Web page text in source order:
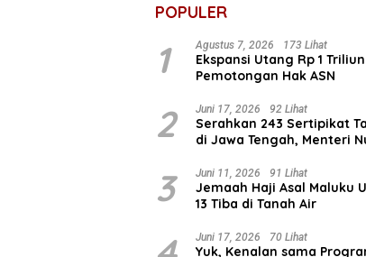
POPULER
1 Agustus 7, 2026 173 Lihat
Ekspansi Utang Rp 1
Pemotongan Hak ASN
2 Juni 17, 2026 92 Lihat
Serahkan 243 Sertipikat
di Jawa Tengah, Menteri
Selesaikan Kepastian
Umat
3 Juni 11, 2026 91 Lihat
Jemaah Haji Asal Maluku
13 Tiba di Tanah Air
Juni 17, 2026 70 Lihat
Yuk, Kenalan sama